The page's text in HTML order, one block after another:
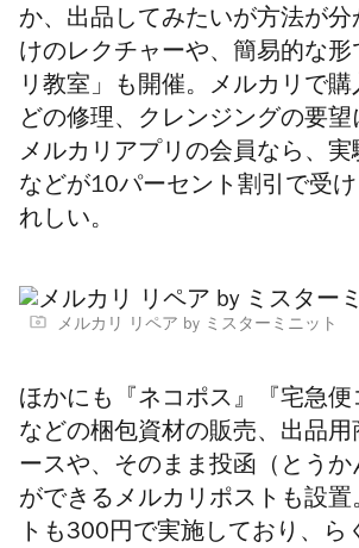
か、出品してみたいが方法が分
けのレクチャーや、簡易的な形
リ教室」も開催。メルカリで
どの修理、クレンジングの要望
メルカリアプリの会員なら、
などが10パーセント割引で受
れしい。
メルカリ リペア by ミスターミニット
ほかにも
『ネコポス』『宅急便
などの梱包資材の販売、出品用
ースや、そのまま投函（とうか
ができるメルカリポストも設置
トも300円で実施しており、ら